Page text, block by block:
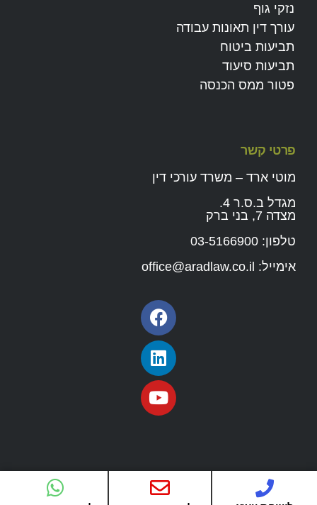
נזקי גוף
עורך דין תאונות עבודה
תביעות ביטוח
תביעות סיעוד
פטור ממס הכנסה
פרטי קשר
מוטי ארד – משרד עורכי דין
מגדל ב.ס.ר 4.
מצדה 7, בני ברק
טלפון: 03-5166900
אימייל: office@aradlaw.co.il